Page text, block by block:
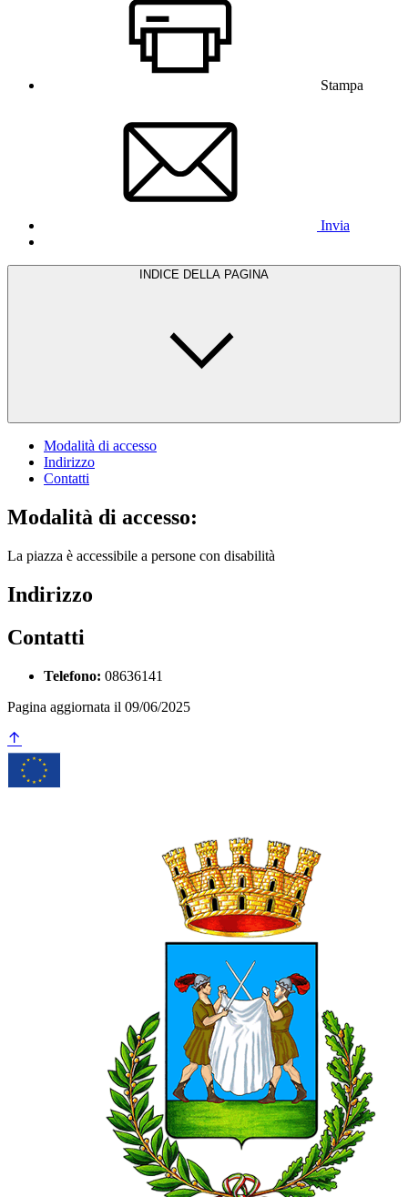
Stampa
Invia
INDICE DELLA PAGINA
Modalità di accesso
Indirizzo
Contatti
Modalità di accesso:
La piazza è accessibile a persone con disabilità
Indirizzo
Contatti
Telefono: 08636141
Pagina aggiornata il 09/06/2025